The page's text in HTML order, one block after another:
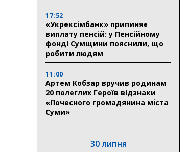
17:52
«Укрексімбанк» припиняє
виплату пенсій: у Пенсійному
фонді Сумщини пояснили, що
робити людям
11:00
Артем Кобзар вручив родинам
20 полеглих Героїв відзнаки
«Почесного громадянина міста
Суми»
30 липня